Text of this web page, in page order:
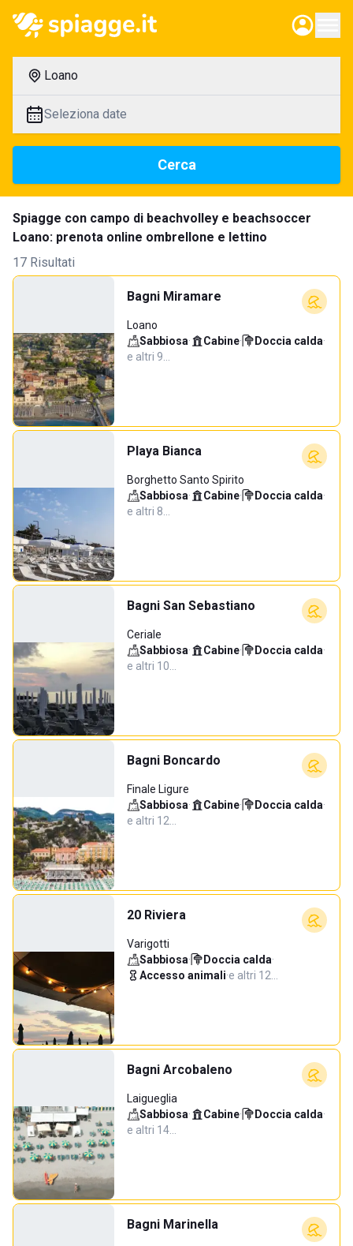
Loano
Seleziona date
Cerca
Spiagge con campo di beachvolley e beachsoccer
Loano: prenota online ombrellone e lettino
17 Risultati
Bagni Miramare
Loano
Sabbiosa· Cabine· Doccia calda·
e altri 9…
Playa Bianca
Borghetto Santo Spirito
Sabbiosa· Cabine· Doccia calda·
e altri 8…
Bagni San Sebastiano
Ceriale
Sabbiosa· Cabine· Doccia calda·
e altri 10…
Bagni Boncardo
Finale Ligure
Sabbiosa· Cabine· Doccia calda·
e altri 12…
20 Riviera
Varigotti
Sabbiosa· Doccia calda·
Accesso animali·e altri 12…
Bagni Arcobaleno
Laigueglia
Sabbiosa· Cabine· Doccia calda·
e altri 14…
Bagni Marinella